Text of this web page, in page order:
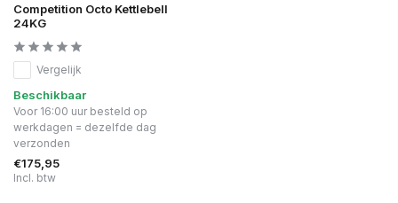
Competition Octo Kettlebell
24KG
Vergelijk
Beschikbaar
Voor 16:00 uur besteld op
werkdagen = dezelfde dag
verzonden
€175,95
Incl. btw